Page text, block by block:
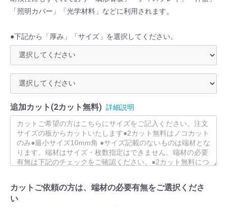
「照明カバー」「光学材料」などに利用されます。
●下記から「厚み」「サイズ」を選択してください。
追加カット(2カット無料) 詳細説明
カットご依頼の方は、端材の必要有無をご選択くださ
い